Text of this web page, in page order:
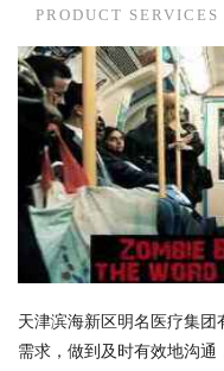
PRODUCT SERVICES
天津滨海新区明名医疗集
需求，做到及时有效地沟